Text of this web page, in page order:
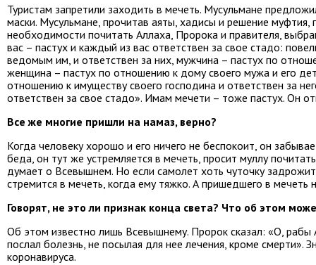
Туристам запретили заходить в мечеть. Мусульмане
маски. Мусульмане, прочитав аяты, хадисы и решение
необходимости почитать Аллаха, Пророка и правителя,
вас – пастух и каждый из вас ответствен за свое стадо:
ведомым им, и ответствен за них, мужчина – пастух по
женщина – пастух по отношению к дому своего мужа и его
отношению к имуществу своего господина и ответствен за
ответствен за свое стадо». Имам мечети – тоже пастух. Он
Все же многие пришли на намаз, верно?
Когда человеку хорошо и его ничего не беспокоит, он
беда, он тут же устремляется в мечеть, просит муллу
думает о Всевышнем. Но если самолет хоть чуточку
стремится в мечеть, когда ему тяжко. А пришедшего в мечеть
Говорят, не это ли признак конца света? Что об этом
Об этом известно лишь Всевышнему. Пророк сказал: «О, рабы
послал болезнь, не посылая для нее лечения, кроме смерти».
коронавируса.